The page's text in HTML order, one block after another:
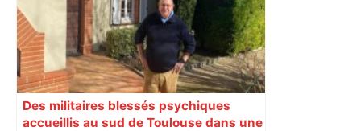
Des militaires blessés psychiques
accueillis au sud de Toulouse dans une